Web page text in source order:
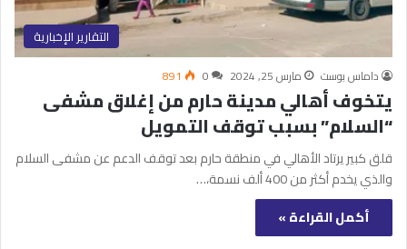
التقارير الإخبارية
داماس بوست مارس 25, 2024 0
891
يتخوف أهالي مدينة حارم من إغلاق مشفى
“السلام” بسبب توقف التمويل
قلق كبير يرتاد الأهالي في منطقة حارم بعد توقف الدعم عن مشفى السلام
والذي يخدم أكثر من 400 ألف نسمة،…
أكمل القراءة »